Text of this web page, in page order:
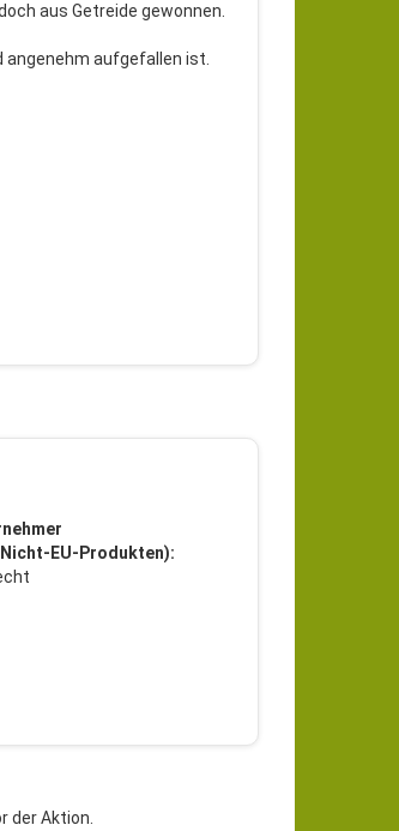
aus Getreide gewonnen.
angenehm aufgefallen ist.
EU-Produkten):
der Aktion.